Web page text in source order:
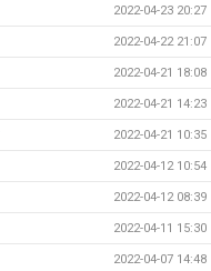
2022-04-23 20:27
2022-04-22 21:07
2022-04-21 18:08
2022-04-21 14:23
2022-04-21 10:35
2022-04-12 10:54
2022-04-12 08:39
2022-04-11 15:30
2022-04-07 14:48